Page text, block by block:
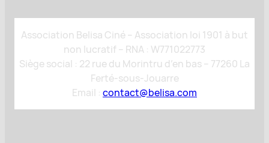
Association Belisa Ciné – Association loi 1901 à but
non lucratif – RNA : W771022773
Siège social : 22 rue du Morintru d’en bas – 77260 La
Ferté-sous-Jouarre
Email : contact@belisa.com